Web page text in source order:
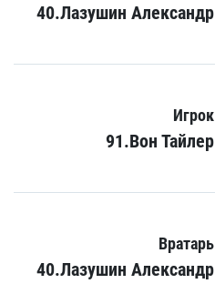
40.Лазушин Александр
Игрок
91.Вон Тайлер
Вратарь
40.Лазушин Александр